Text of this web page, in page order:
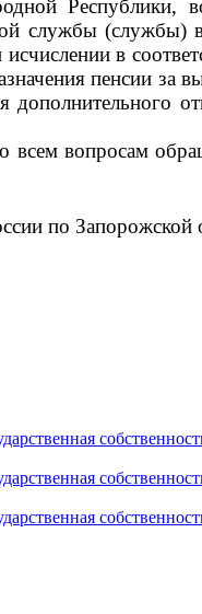
Республики,
службы
в
пенсии за
вопросам
по